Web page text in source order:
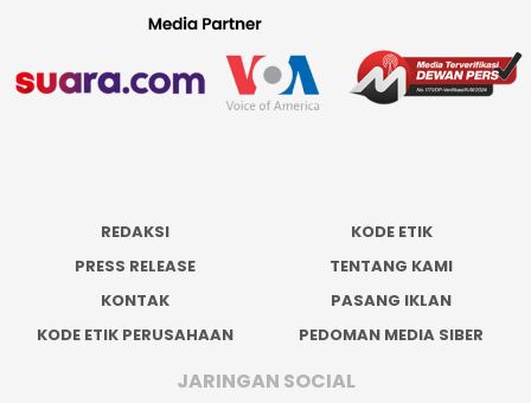
REDAKSI
KODE ETIK
PRESS RELEASE
TENTANG KAMI
KONTAK
PASANG IKLAN
KODE ETIK PERUSAHAAN
PEDOMAN MEDIA SIBER
JARINGAN SOCIAL